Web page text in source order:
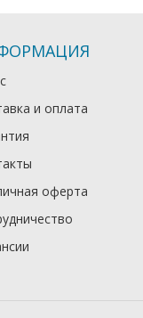
и оплата
оферта